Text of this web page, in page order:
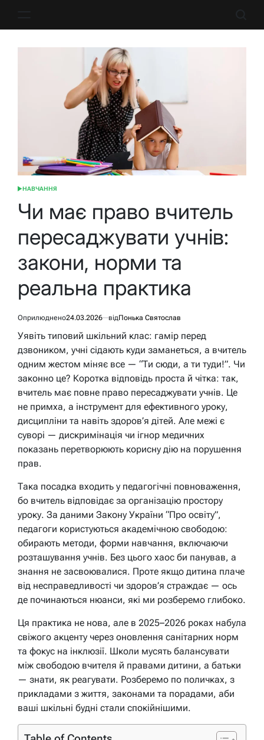
ОПУБЛІКУВАТИ
НАВЧАННЯ
Чи має право вчитель
пересаджувати учнів:
закони, норми та
реальна практика
Оприлюднено24.03.2026 відПонька Святослав
Уявіть типовий шкільний клас: гамір перед
дзвоником, учні сідають куди заманеться, а вчитель
одним жестом міняє все — “Ти сюди, а ти туди!”. Чи
законно це? Коротка відповідь проста й чітка: так,
вчитель має повне право пересаджувати учнів. Це
не примха, а інструмент для ефективного уроку,
дисципліни та навіть здоров’я дітей. Але межі є
суворі — дискримінація чи ігнор медичних
показань перетворюють корисну дію на порушення
прав.
Така посадка входить у педагогічні повноваження,
бо вчитель відповідає за організацію простору
уроку. За даними Закону України “Про освіту”,
педагоги користуються академічною свободою:
обирають методи, форми навчання, включаючи
розташування учнів. Без цього хаос би панував, а
знання не засвоювалися. Проте якщо дитина плаче
від несправедливості чи здоров’я страждає — ось
де починаються нюанси, які ми розберемо глибоко.
Ця практика не нова, але в 2025–2026 роках набула
свіжого акценту через оновлення санітарних норм
та фокус на інклюзії. Школи мусять балансувати
між свободою вчителя й правами дитини, а батьки
— знати, як реагувати. Розберемо по поличках, з
прикладами з життя, законами та порадами, аби
ваші шкільні будні стали спокійнішими.